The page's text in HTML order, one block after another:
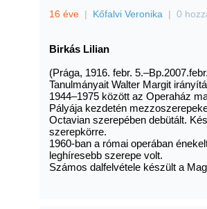
16 éve | Kőfalvi Veronika | 0
Birkás Lilian
(Prága, 1916. febr.
Tanulmányait Walter Margit
1944–1975 között az Operaház
Pályája kezdetén
Octavian szerepében debütált.
szerepkörre.
1960-ban a római operában
leghíresebb szerepe volt.
Számos dalfelvétele készült a